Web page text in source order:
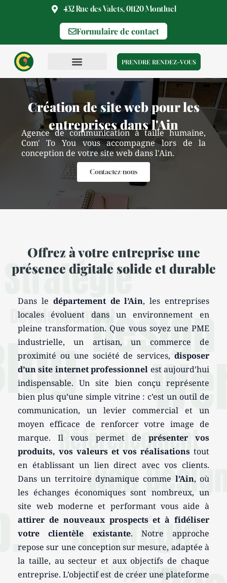
432 Rue des Valets, 01120 Montluel
Formulaire de contact
PRENDRE RENDEZ-VOUS
Création de site web pour les
entreprises dans l'Ain
Agence de communication à taille humaine,
Com' To You vous accompagne lors de la
conception de votre site web dans l'Ain.
Contactez-nous
Offrez à votre entreprise une
présence digitale solide et durable
Dans le département de l’Ain, les entreprises
locales évoluent dans un environnement en
pleine transformation. Que vous soyez une PME
industrielle, un artisan, un commerce de
proximité ou une société de services, disposer
d’un site internet professionnel est aujourd’hui
indispensable. Un site bien conçu représente
bien plus qu’une simple vitrine : c’est un outil de
communication, un levier commercial et un
moyen efficace de renforcer votre image de
marque. Il vous permet de présenter vos
produits, vos valeurs et vos réalisationstout
en établissant un lien direct avec vos clients.
Dans un territoire dynamique comme l’Ain, où
les échanges économiques sont nombreux, un
site web moderne et performant vous aide à
attirer de nouveaux prospects et à fidéliser
votre clientèle existante. Notre approche
repose sur une conception sur mesure, adaptée à
la taille, au secteur et aux objectifs de chaque
entreprise. L’objectif est de créer une plateforme